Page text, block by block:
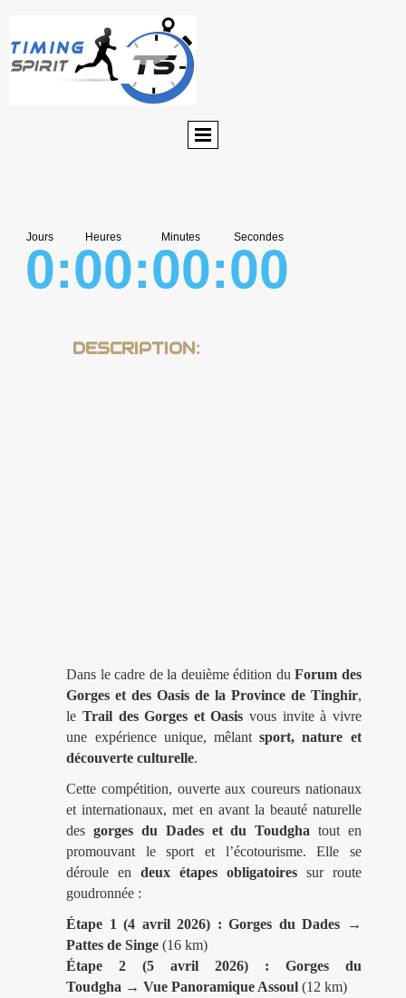
0:00:00:00
DESCRIPTION:
Dans le cadre de la deuième édition duForum des
Gorges et des Oasis de la Province de Tinghir,
le Trail des Gorges et Oasis vous invite à vivre
une expérience unique, mêlantsport, nature et
découverte culturelle.
Cette compétition, ouverte aux coureurs nationaux
et internationaux, met en avant la beauté naturelle
desgorges du Dades et du Toudgha tout en
promouvant le sport et l’écotourisme. Elle se
déroule endeux étapes obligatoiressur route
goudronnée :
Étape 1 (4 avril 2026) : Gorges du Dades →
Pattes de Singe (16 km)
Étape 2 (5 avril 2026) :
Gorges du
Toudgha →Vue Panoramique Assoul(12 km)